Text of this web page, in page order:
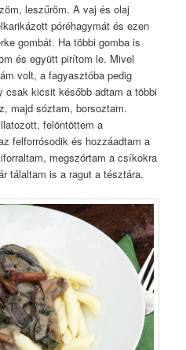
leszűröm. A vaj és olaj
póréhagymát és ezen
gombát. Ha többi gomba is
és együtt pirítom le. Mivel
volt, a fagyasztóba pedig
csak kicsit később adtam a többi
majd sóztam, borsoztam.
felöntöttem a
felforrósodik és hozzáadtam a
megszórtam a csíkokra
tálaltam is a ragut a tésztára.